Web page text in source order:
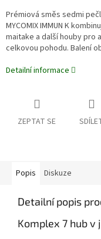
Prémiová směs sedmi
MYCOMIX IMMUN K
maitake a další houby pro
celkovou pohodu. Balení
Detailní informace
ZEPTAT SE
Popis Diskuze
Detailní popis
Komplex 7 hub v